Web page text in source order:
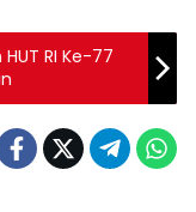
RI Ke-77